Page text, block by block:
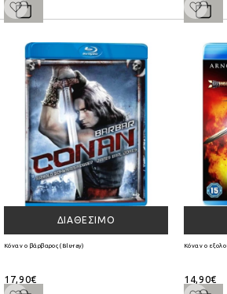
ΔΙΑΘΈΣΙΜΟ
Κόναν ο βάρβαρος (Blu-ray)
17,90€
Κόναν ο
14,90€